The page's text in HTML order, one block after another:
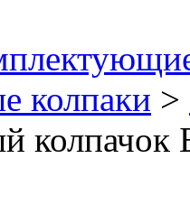
колпаки >
колпачок